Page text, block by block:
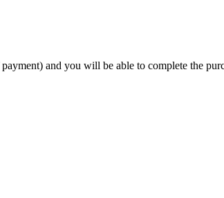
and you will be able to complete the